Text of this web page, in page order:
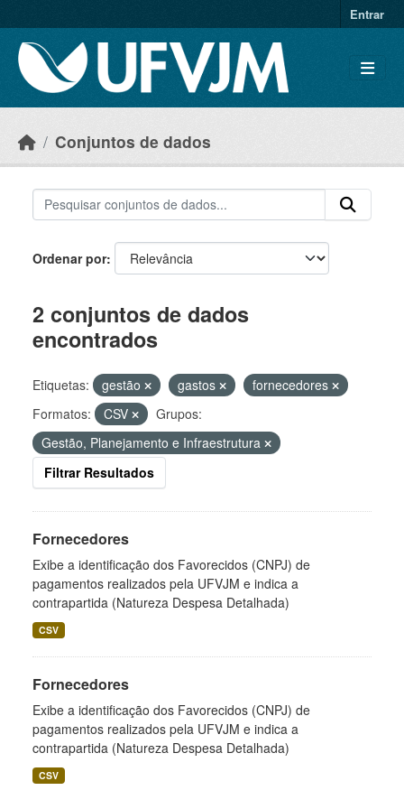
Entrar
Conjuntos de dados
Ordenar por
2 conjuntos de dados
encontrados
Etiquetas: gestão gastos
fornecedores
Formatos:
CSV
Grupos:
Gestão, Planejamento e Infraestrutura
Filtrar Resultados
Fornecedores
Exibe a identificação dos Favorecidos (CNPJ) de
pagamentos realizados pela UFVJM e indica a
contrapartida (Natureza Despesa Detalhada)
CSV
Fornecedores
Exibe a identificação dos Favorecidos (CNPJ) de
pagamentos realizados pela UFVJM e indica a
contrapartida (Natureza Despesa Detalhada)
CSV